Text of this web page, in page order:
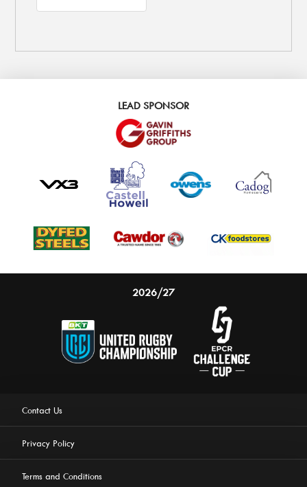
LEAD SPONSOR
2026/27
Contact Us
Privacy Policy
Terms and Conditions